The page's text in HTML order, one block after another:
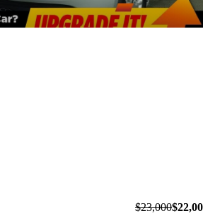
$23,000